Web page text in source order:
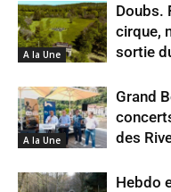
A la Une
Doubs.
cirque,
sortie
A la Une
Grand
des
Hebdo